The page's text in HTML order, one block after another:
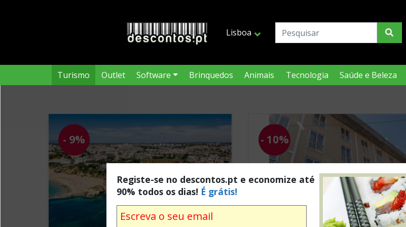
Lisboa
Turismo Outlet Software Brinquedos Animais Tecnologia Saúde e Beleza
- 9% - 10%
Registe-se no descontos.pt e economize até
90% todos os dias! É grátis!